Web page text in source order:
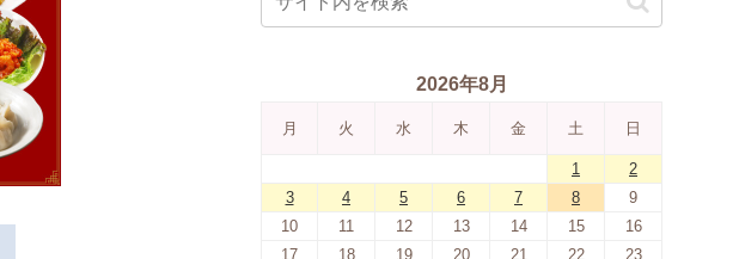
2026年8月
月 火 水 木 金 土 日
1
2
3
4 5 6 7 8
9
10
11 12 13 14 15
16
17
18 19 20 21 22
23